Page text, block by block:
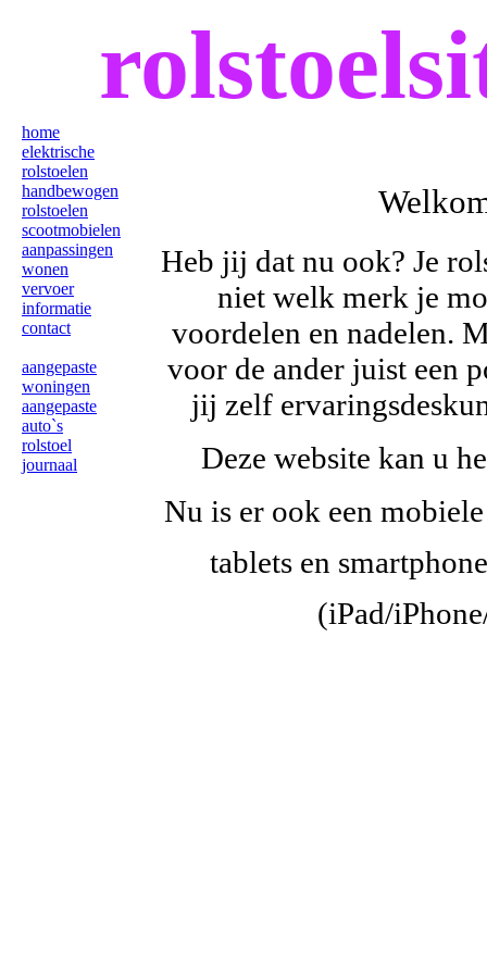
home
elektrische
rolstoelen
handbewogen
rolstoelen
scootmobielen
aanpassingen
wonen
vervoer
informatie
contact
aangepaste
woningen
aangepaste
auto`s
rolstoel
journaal
Heb jij dat nu ook? Je
niet welk merk je
voordelen en nadelen.
voor de ander juist een
jij zelf
Deze website kan u
Nu is er ook een
tablets en
(iPad/